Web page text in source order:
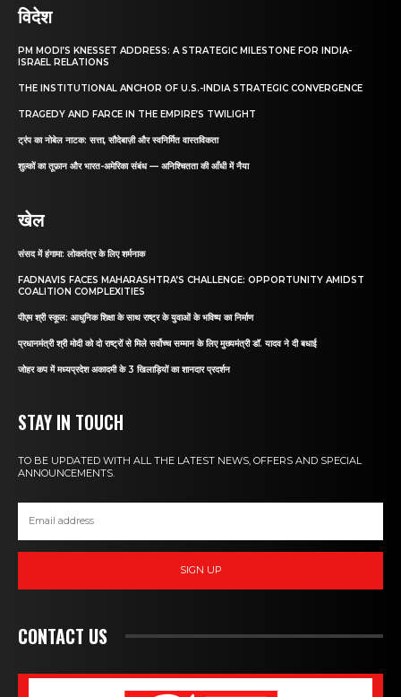
विदेश
PM MODI’S KNESSET ADDRESS: A STRATEGIC MILESTONE FOR INDIA-
ISRAEL RELATIONS
THE INSTITUTIONAL ANCHOR OF U.S.-INDIA STRATEGIC CONVERGENCE
TRAGEDY AND FARCE IN THE EMPIRE’S TWILIGHT
ट्रंप का नोबेल नाटक: सत्ता, सौदेबाज़ी और स्वनिर्मित वास्तविकता
शुल्कों का तूफ़ान और भारत-अमेरिका संबंध — अनिश्चितता की आँधी में नैया
खेल
संसद में हंगामा: लोकतंत्र के लिए शर्मनाक
FADNAVIS FACES MAHARASHTRA’S CHALLENGE: OPPORTUNITY AMIDST
COALITION COMPLEXITIES
पीएम श्री स्कूल: आधुनिक शिक्षा के साथ राष्ट्र के युवाओं के भविष्य का निर्माण
प्रधानमंत्री श्री मोदी को दो राष्ट्रों से मिले सर्वोच्च सम्मान के लिए मुख्यमंत्री डॉ. यादव ने दी बधाई
जोहर कप में मध्यप्रदेश अकादमी के 3 खिलाड़ियों का शानदार प्रदर्शन
STAY IN TOUCH
TO BE UPDATED WITH ALL THE LATEST NEWS, OFFERS AND SPECIAL
ANNOUNCEMENTS.
SIGN UP
CONTACT US